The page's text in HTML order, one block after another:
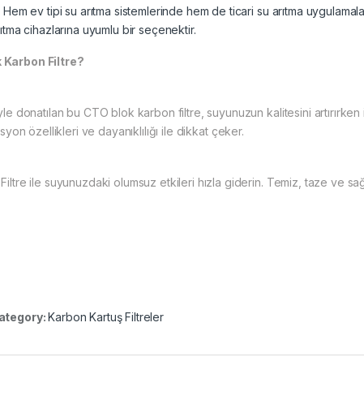
Hem ev tipi su arıtma sistemlerinde hem de ticari su arıtma
cihazlarına uyumlu bir seçenektir.
Karbon Filtre?
donatılan bu CTO blok karbon filtre, suyunuzun kalitesini
özellikleri ve dayanıklılığı ile dikkat çeker.
ile suyunuzdaki olumsuz etkileri hızla giderin. Temiz, taze ve
Karbon Kartuş Filtreler